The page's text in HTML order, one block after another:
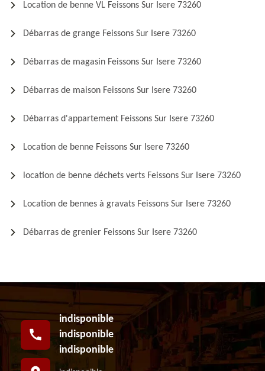
Location de benne VL Feissons Sur Isere 73260
Débarras de grange Feissons Sur Isere 73260
Débarras de magasin Feissons Sur Isere 73260
Débarras de maison Feissons Sur Isere 73260
Débarras d'appartement Feissons Sur Isere 73260
Location de benne Feissons Sur Isere 73260
location de benne déchets verts Feissons Sur Isere 73260
Location de bennes à gravats Feissons Sur Isere 73260
Débarras de grenier Feissons Sur Isere 73260
indisponible
indisponible
indisponible